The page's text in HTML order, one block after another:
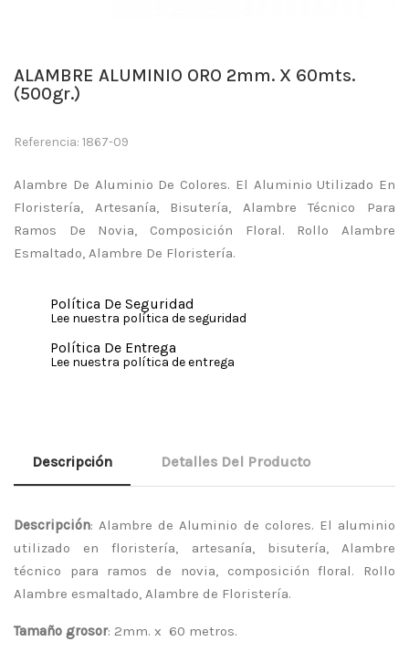
ALAMBRE ALUMINIO ORO 2mm. X 60mts.
(500gr.)
Referencia: 1867-09
Alambre De Aluminio De Colores. El Aluminio Utilizado En
Floristería, Artesanía, Bisutería, Alambre Técnico Para
Ramos De Novia, Composición Floral. Rollo Alambre
Esmaltado, Alambre De Floristería.
Política De Seguridad
Lee nuestra política de seguridad
Política De Entrega
Lee nuestra política de entrega
Descripción Detalles Del Producto
Descripción: Alambre de Aluminio de colores. El aluminio
utilizado en floristería, artesanía, bisutería, Alambre
técnico para ramos de novia, composición floral. Rollo
Alambre esmaltado, Alambre de Floristería.
Tamaño grosor: 2mm. x 60 metros.